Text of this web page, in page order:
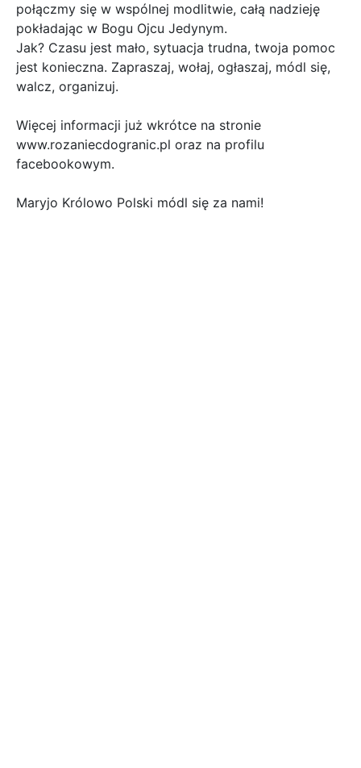
połączmy się w wspólnej modlitwie, całą nadzieję
pokładając w Bogu Ojcu Jedynym.
Jak? Czasu jest mało, sytuacja trudna, twoja pomoc
jest konieczna. Zapraszaj, wołaj, ogłaszaj, módl się,
walcz, organizuj.
Więcej informacji już wkrótce na stronie
www.rozaniecdogranic.pl oraz na profilu
facebookowym.
Maryjo Królowo Polski módl się za nami!